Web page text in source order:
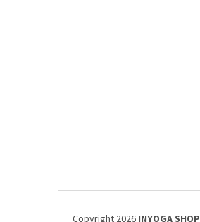
Copyright 2026 INYOGA SHOP